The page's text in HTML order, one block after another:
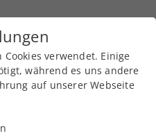
News
verwendet. Einige
während es uns andere
auf unserer Webseite